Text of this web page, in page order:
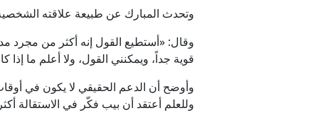
وتحدث المبارك عن طبيعة علاقته الشخصية
وقال: «أستطيع القول إنه أكثر من مجرد
قوية جداً، ويمكنني القول، ولا أعلم ما
وأوضح أن الدعم الحقيقي لا يكون في
وللعلم أعتقد أن بيب فكّر في الاستقالة أكثر من 100 مرة خلال السنوات الـ10 الماضية، وهنا تتبادر إلى ذهني قصة (الراعي الكذاب) التي